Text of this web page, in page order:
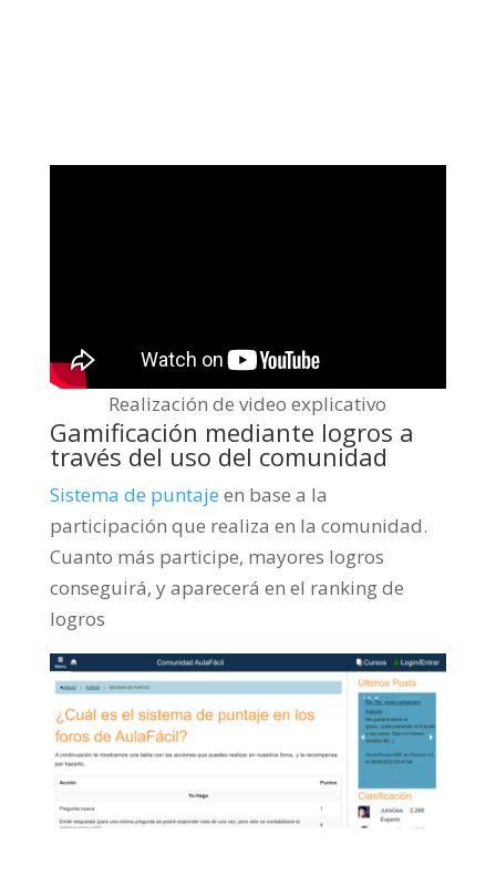
Realización de video explicativo
Gamificación mediante logros a
través del uso del comunidad
Sistema de puntaje en base a la
participación que realiza en la comunidad.
Cuanto más participe, mayores logros
conseguirá, y aparecerá en el ranking de
logros